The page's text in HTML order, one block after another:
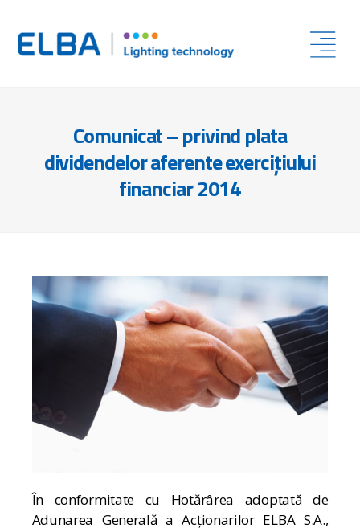
Comunicat – privind plata
dividendelor aferente exercițiului
financiar 2014
În conformitate cu Hotărârea adoptată de
Adunarea Generală a Acționarilor ELBA S.A.,